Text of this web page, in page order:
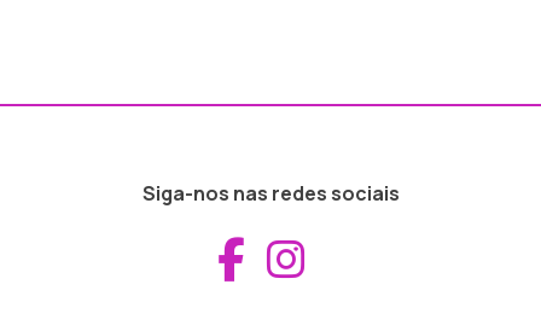
Siga-nos nas redes sociais
Aceder ao